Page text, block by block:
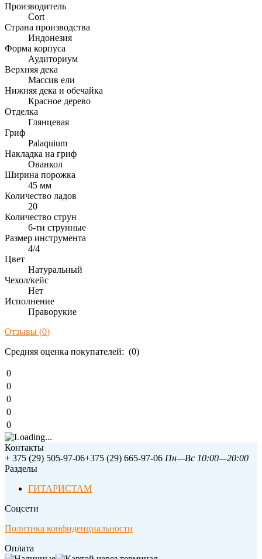
Производитель
Cort
Страна производства
Индонезия
Форма корпуса
Аудиториум
Верхняя дека
Массив ели
Нижняя дека и обечайка
Красное дерево
Отделка
Глянцевая
Гриф
Palaquium
Накладка на гриф
Ованкол
Ширина порожка
45 мм
Количество ладов
20
Количество струн
6-ти струнные
Размер инструмента
4/4
Цвет
Натуральный
Чехол/кейс
Нет
Исполнение
Праворукие
Отзывы (0)
Средняя оценка покупателей: (0)
0
0
0
0
0
Контакты
+ 375 (29) 505-97-06+375 (29) 665-97-06 Пн—Вс 10:00—20:00
Разделы
ГИТАРИСТАМ
Соцсети
Политика конфиденциальности
Оплата